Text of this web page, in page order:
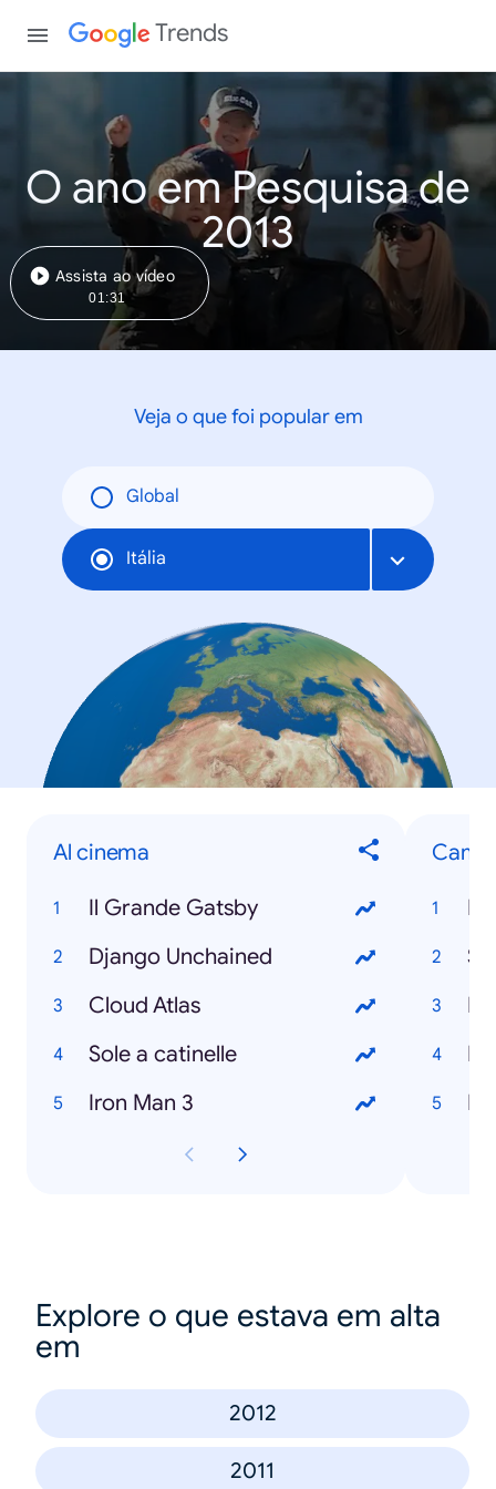
Trends
O ano em Pesquisa de
2013
Assista ao vídeo
01:31
Veja o que foi popular em
Global
Itália
Al cinema
Il Grande Gatsby
Django Unchained
Cloud Atlas
Sole a catinelle
Iron Man 3
Explore o que estava em alta
em
2012
2011